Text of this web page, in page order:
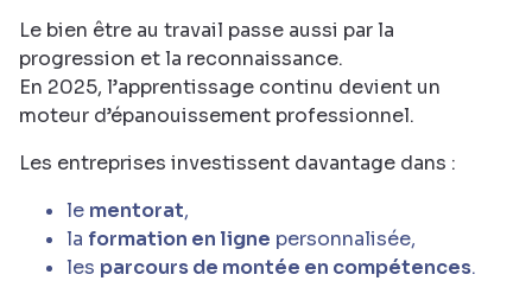
Le bien être au travail passe aussi par la
progression et la reconnaissance.
En 2025, l’apprentissage continu devient un
moteur d’épanouissement professionnel.
Les entreprises investissent davantage dans :
le mentorat,
la formation en ligne personnalisée,
les parcours de montée en compétences.